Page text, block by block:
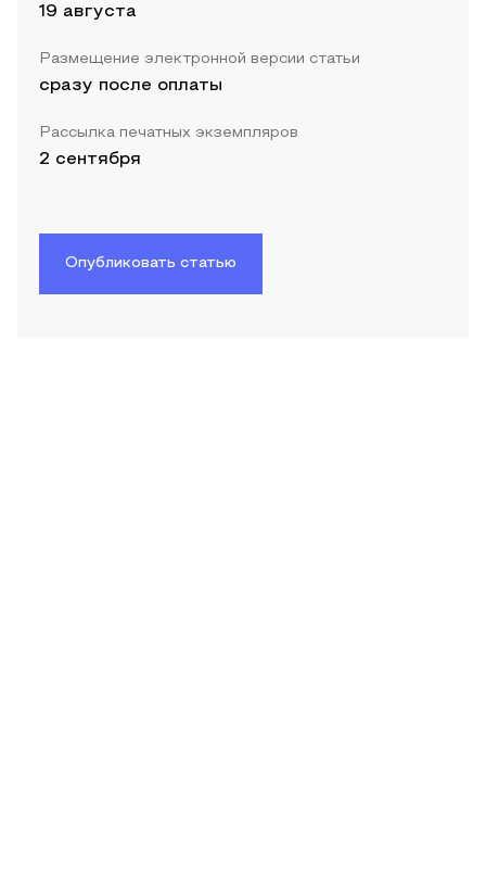
19 августа
Размещение электронной версии статьи
сразу после оплаты
Рассылка печатных экземпляров
2 сентября
Опубликовать статью